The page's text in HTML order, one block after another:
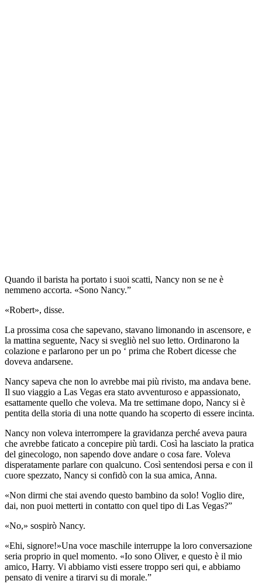
Quando il barista ha portato i suoi scatti, Nancy non se ne è
nemmeno accorta. «Sono Nancy.”
«Robert», disse.
La prossima cosa che sapevano, stavano limonando in ascensore, e
la mattina seguente, Nacy si svegliò nel suo letto. Ordinarono la
colazione e parlarono per un po ‘ prima che Robert dicesse che
doveva andarsene.
Nancy sapeva che non lo avrebbe mai più rivisto, ma andava bene.
Il suo viaggio a Las Vegas era stato avventuroso e appassionato,
esattamente quello che voleva. Ma tre settimane dopo, Nancy si è
pentita della storia di una notte quando ha scoperto di essere incinta.
Nancy non voleva interrompere la gravidanza perché aveva paura
che avrebbe faticato a concepire più tardi. Così ha lasciato la pratica
del ginecologo, non sapendo dove andare o cosa fare. Voleva
disperatamente parlare con qualcuno. Così sentendosi persa e con il
cuore spezzato, Nancy si confidò con la sua amica, Anna.
«Non dirmi che stai avendo questo bambino da solo! Voglio dire,
dai, non puoi metterti in contatto con quel tipo di Las Vegas?”
«No,» sospirò Nancy.
«Ehi, signore!»Una voce maschile interruppe la loro conversazione
seria proprio in quel momento. «Io sono Oliver, e questo è il mio
amico, Harry. Vi abbiamo visti essere troppo seri qui, e abbiamo
pensato di venire a tirarvi su di morale.”